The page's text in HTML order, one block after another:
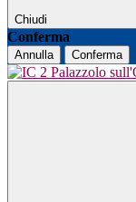
Chiudi
Conferma
Annulla Conferma